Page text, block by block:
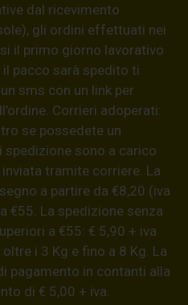
dal ricevimento
gli ordini effettuati nei
il primo giorno lavorativo
pacco sarà spedito ti
sms con un link per
Corrieri adoperati:
se possedete un
spedizione sono a carico
tramite corriere. La
a partire da €8,20 (iva
€55. La spedizione senza
a €55: € 5,90 + iva
i 3 Kg e fino a 8 Kg. La
pagamento in contanti alla
di € 5,00 + iva.